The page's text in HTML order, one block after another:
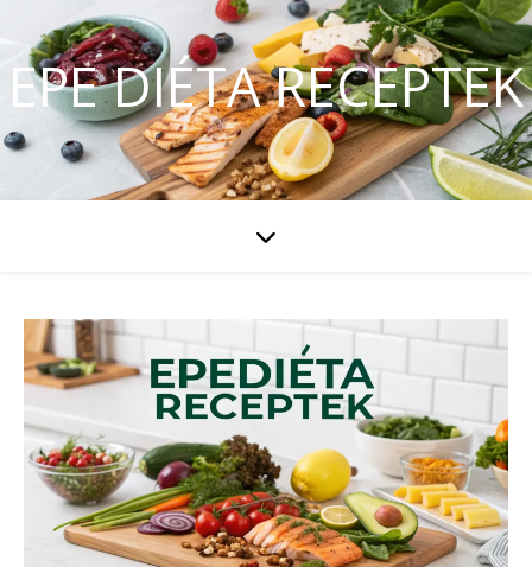
EPE DIÉTA RECEPTEK